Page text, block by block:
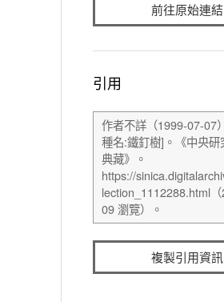
前往原始連結
引用
複製引用資訊